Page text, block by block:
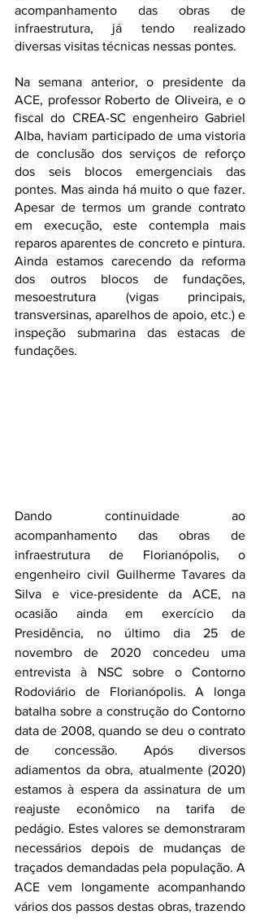
acompanhamento das obras de
infraestrutura, já tendo realizado
diversas visitas técnicas nessas pontes.
Na semana anterior, o presidente da
ACE, professor Roberto de Oliveira, e o
fiscal do CREA-SC engenheiro Gabriel
Alba, haviam participado de uma vistoria
de conclusão dos serviços de reforço
dos seis blocos emergenciais das
pontes. Mas ainda há muito o que fazer.
Apesar de termos um grande contrato
em execução, este contempla mais
reparos aparentes de concreto e pintura.
Ainda estamos carecendo da reforma
dos outros blocos de fundações,
mesoestrutura (vigas principais,
transversinas, aparelhos de apoio, etc.) e
inspeção submarina das estacas de
fundações.
Dando continuidade ao
acompanhamento das obras de
infraestrutura de Florianópolis, o
engenheiro civil Guilherme Tavares da
Silva e vice-presidente da ACE, na
ocasião ainda em exercício da
Presidência, no último dia 25 de
novembro de 2020 concedeu uma
entrevista à NSC sobre o Contorno
Rodoviário de Florianópolis. A longa
batalha sobre a construção do Contorno
data de 2008, quando se deu o contrato
de concessão. Após diversos
adiamentos da obra, atualmente (2020)
estamos à espera da assinatura de um
reajuste econômico na tarifa de
pedágio. Estes valores se demonstraram
necessários depois de mudanças de
traçados demandadas pela população. A
ACE vem longamente acompanhando
vários dos passos destas obras, trazendo